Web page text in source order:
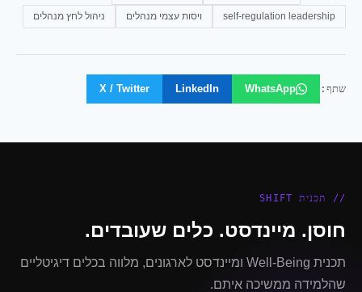
self-regulation leadership ויסות עצמי מנהלים ניהול לחץ מנהלים
שתף: WhatsApp
LinkedIn
X / Twitter
// תכנית SHIFT
חוסן. מיינדסט. כלים שעובדים.
תכנית Well-Being ומיינדסט לארגונים, מלווה בכלים דיגיטליים
שהלמידה ממשיכה איתם.